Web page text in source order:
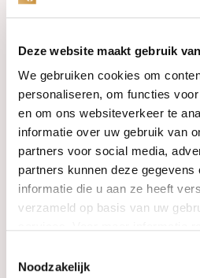
Deze website maakt gebruik
We gebruiken cookies om
personaliseren, om functies
en om ons websiteverkeer te
informatie over uw gebruik van
partners voor social media,
partners kunnen deze
informatie die u aan ze heeft
verzameld op basis van uw
Noodzakelijk
PRE-OWNED
Luxe Accessoires
Informatie
Heren Sieraden
SALE